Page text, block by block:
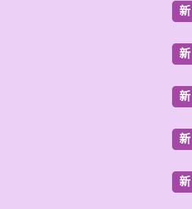
新
新
新
新
新